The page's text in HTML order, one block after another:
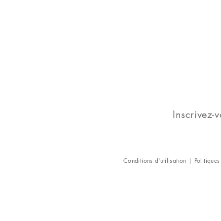
Inscrivez-
Conditions d'utilisation |